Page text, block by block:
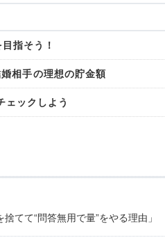
指そう！
相手の理想の貯金額
ェックしよう
てて“問答無用で量”をやる理由」